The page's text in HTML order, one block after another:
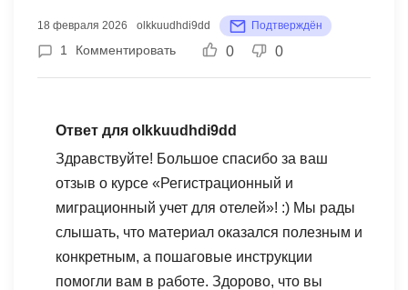
избежать ошибок при приеме гостей.
18 февраля 2026 olkkuudhdi9dd Подтверждён
1 Комментировать 0 0
Ответ для olkkuudhdi9dd
Здравствуйте! Большое спасибо за ваш
отзыв о курсе «Регистрационный и
миграционный учет для отелей»! :) Мы рады
слышать, что материал оказался полезным и
конкретным, а пошаговые инструкции
помогли вам в работе. Здорово, что вы